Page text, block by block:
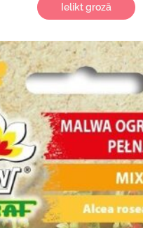
Ielikt grozā